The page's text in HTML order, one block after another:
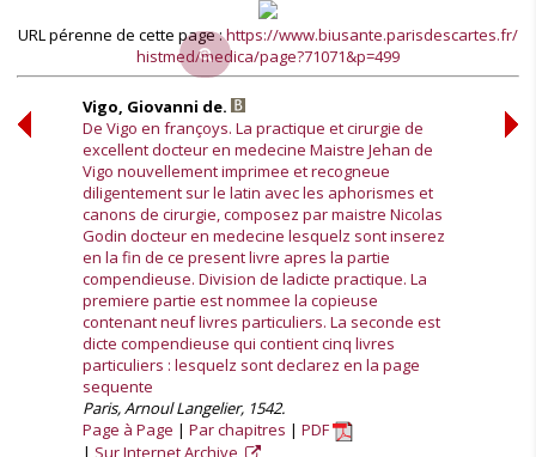
URL pérenne de cette page :https://www.biusante.parisdescartes.fr/
histmed/medica/page?71071&p=499
Vigo, Giovanni de.
De Vigo en françoys. La practique et cirurgie de
excellent docteur en medecine Maistre Jehan de
Vigo nouvellement imprimee et recogneue
diligentement sur le latin avec les aphorismes et
canons de cirurgie, composez par maistre Nicolas
Godin docteur en medecine lesquelz sont inserez
en la fin de ce present livre apres la partie
compendieuse. Division de ladicte practique. La
premiere partie est nommee la copieuse
contenant neuf livres particuliers. La seconde est
dicte compendieuse qui contient cinq livres
particuliers : lesquelz sont declarez en la page
sequente
Paris, Arnoul Langelier, 1542.
Page à Page
Par chapitres
PDF
Sur Internet Archive